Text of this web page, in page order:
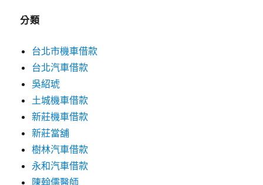
分類
台北市機車借款
台北汽車借款
吳紹琥
土城機車借款
新莊機車借款
新莊當舖
樹林汽車借款
永和汽車借款
陳翰儒醫師